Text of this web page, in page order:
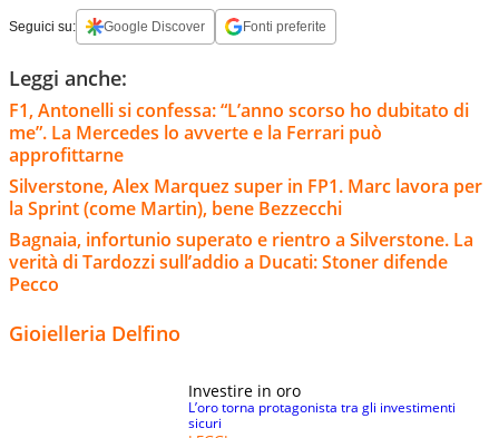
Seguici su: Google Discover Fonti preferite
Leggi anche:
F1, Antonelli si confessa: “L’anno scorso ho dubitato di
me”. La Mercedes lo avverte e la Ferrari può
approfittarne
Silverstone, Alex Marquez super in FP1. Marc lavora per
la Sprint (come Martin), bene Bezzecchi
Bagnaia, infortunio superato e rientro a Silverstone. La
verità di Tardozzi sull’addio a Ducati: Stoner difende
Pecco
Gioielleria Delfino
Investire in oro
L’oro torna protagonista tra gli investimenti
sicuri